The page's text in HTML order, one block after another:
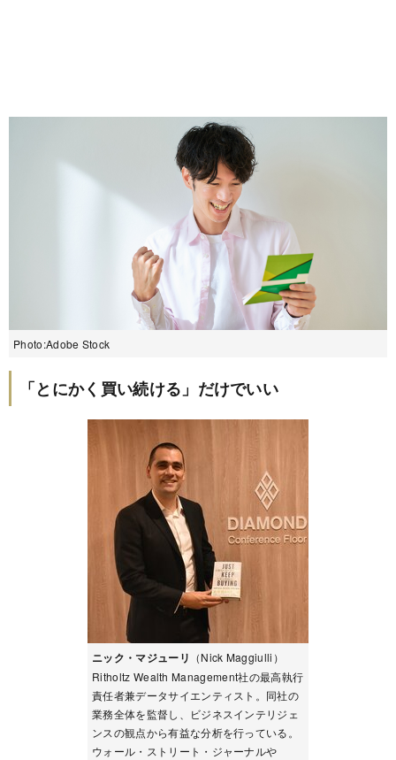
Photo:Adobe Stock
「とにかく買い続ける」だけでいい
ニック・マジューリ （Nick Maggiulli）
Ritholtz Wealth Management社の最高執行
責任者兼データサイエンティスト。同社の
業務全体を監督し、ビジネスインテリジェ
ンスの観点から有益な分析を行っている。
ウォール・ストリート・ジャーナルや